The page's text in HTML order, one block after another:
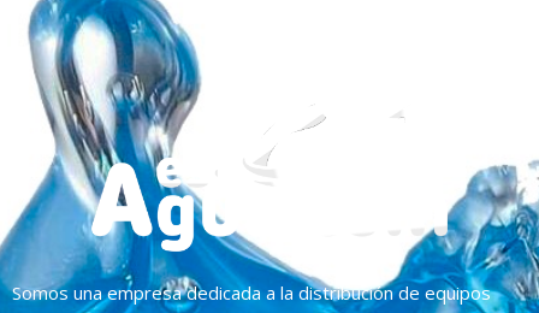
Somos una empresa dedicada a la distribución de equipos